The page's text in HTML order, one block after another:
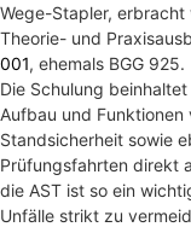
Wege-Stapler,
Theorie- und
001, ehemals BGG 925.
Die Schulung
Aufbau und
Standsicherheit sowie
Prüfungsfahrten direkt
die AST ist so ein
Unfälle strikt zu